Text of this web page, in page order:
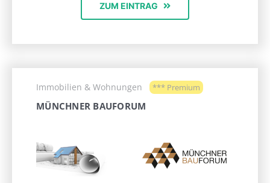
ZUM EINTRAG
Immobilien & Wohnungen *** Premium
MÜNCHNER BAUFORUM